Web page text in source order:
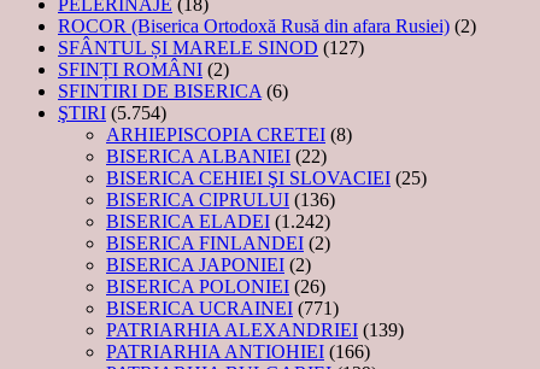
PELERINAJE (18)
ROCOR (Biserica Ortodoxă Rusă din afara Rusiei) (2)
SFÂNTUL ȘI MARELE SINOD (127)
SFINȚI ROMÂNI (2)
SFINTIRI DE BISERICA (6)
ŞTIRI (5.754)
ARHIEPISCOPIA CRETEI (8)
BISERICA ALBANIEI (22)
BISERICA CEHIEI ŞI SLOVACIEI (25)
BISERICA CIPRULUI (136)
BISERICA ELADEI (1.242)
BISERICA FINLANDEI (2)
BISERICA JAPONIEI (2)
BISERICA POLONIEI (26)
BISERICA UCRAINEI (771)
PATRIARHIA ALEXANDRIEI (139)
PATRIARHIA ANTIOHIEI (166)